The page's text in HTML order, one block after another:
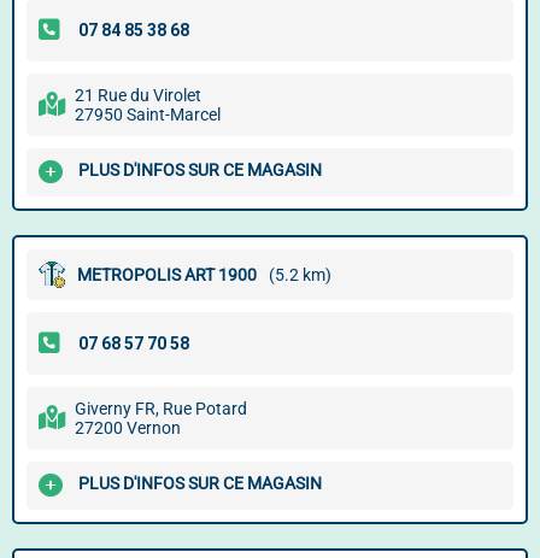
21 Rue du Virolet
27950 Saint-Marcel
PLUS D'INFOS SUR CE MAGASIN
METROPOLIS ART 1900 (5.2 km)
Giverny FR, Rue Potard
27200 Vernon
PLUS D'INFOS SUR CE MAGASIN